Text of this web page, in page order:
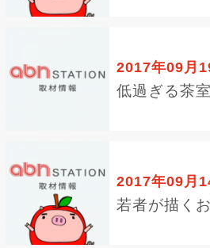
2017年09月
低過ぎる茶
2017年09月
若者が描く